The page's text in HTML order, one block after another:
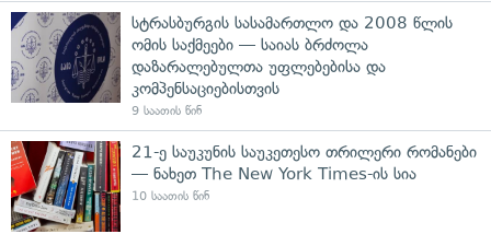
სტრასბურგის სასამართლო და 2008 წლის
ომის საქმეები — საიას ბრძოლა
დაზარალებულთა უფლებებისა და
კომპენსაციებისთვის
9 საათის წინ
21-ე საუკუნის საუკეთესო თრილერი რომანები
— ნახეთ The New York Times-ის სია
10 საათის წინ